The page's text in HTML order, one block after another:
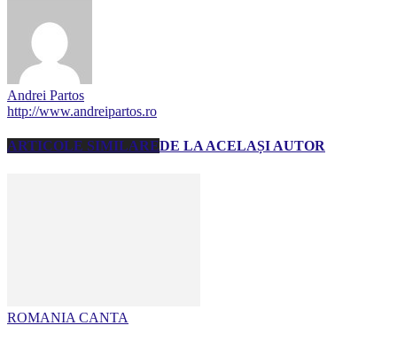
Andrei Partos
http://www.andreipartos.ro
ARTICOLE SIMILAREDE LA ACELAȘI AUTOR
ROMANIA CANTA